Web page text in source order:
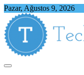
Skip
content
Pazar, Ağustos 9, 2026